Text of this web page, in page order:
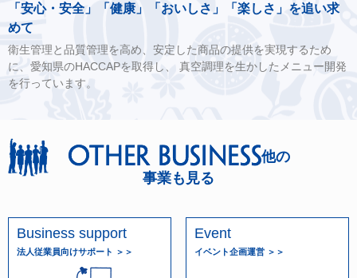
「安心・安全」「健康」「おいしさ」「楽しさ」を追い求
めて
衛生管理と品質管理を高め、安定した商品の提供を実現するため
に、愛知県のHACCAPを取得し、 真空調理を生かしたメニュー開発
を行っています。
他の
事業も見る
Business support
法人従業員向けサポート ＞＞
Event
イベント企画運営 ＞＞